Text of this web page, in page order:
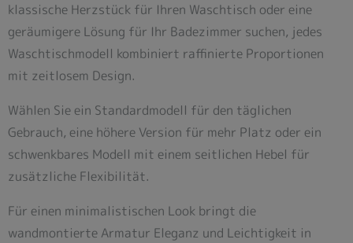
klassische Herzstück für Ihren Waschtisch oder eine
geräumigere Lösung für Ihr Badezimmer suchen, jedes
Waschtischmodell kombiniert raffinierte Proportionen
mit zeitlosem Design.
Wählen Sie ein Standardmodell für den täglichen
Gebrauch, eine höhere Version für mehr Platz oder ein
schwenkbares Modell mit einem seitlichen Hebel für
zusätzliche Flexibilität.
Für einen minimalistischen Look bringt die
wandmontierte Armatur Eleganz und Leichtigkeit in